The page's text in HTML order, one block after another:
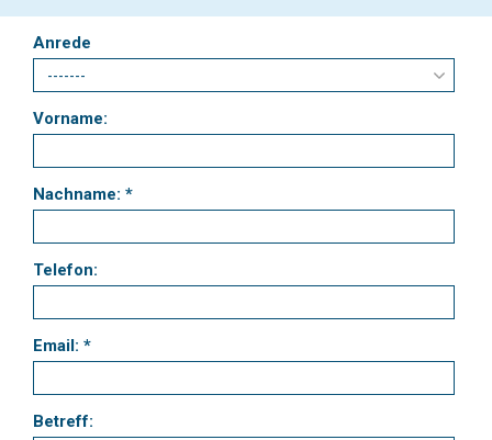
Anrede
Vorname:
Nachname: *
Telefon:
Email: *
Betreff: